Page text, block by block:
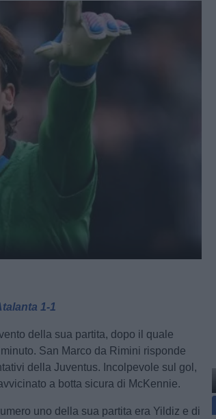
1-1
della sua partita, dopo il quale
San Marco da Rimini risponde
della Juventus. Incolpevole sul gol,
a botta sicura di McKennie.
uno della sua partita era Yildiz e di